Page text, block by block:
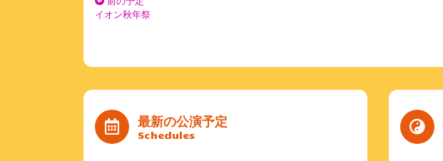
イオン秋年祭
最新の公演予定
Schedules